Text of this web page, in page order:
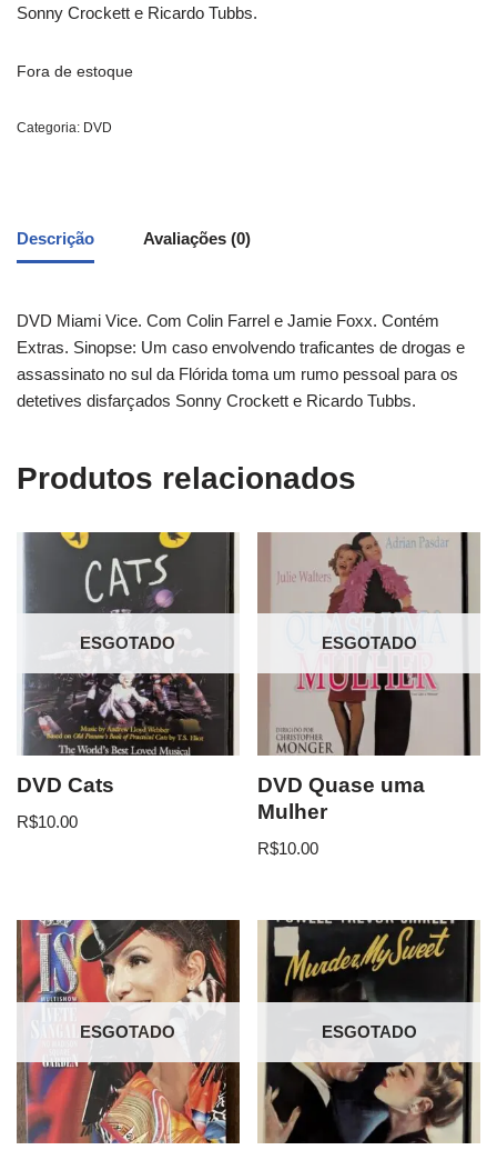
Sonny Crockett e Ricardo Tubbs.
Fora de estoque
Categoria: DVD
Descrição Avaliações (0)
DVD Miami Vice. Com Colin Farrel e Jamie Foxx. Contém
Extras. Sinopse: Um caso envolvendo traficantes de drogas e
assassinato no sul da Flórida toma um rumo pessoal para os
detetives disfarçados Sonny Crockett e Ricardo Tubbs.
Produtos relacionados
ESGOTADO
DVD Cats
R$10.00
ESGOTADO
DVD Quase uma
Mulher
R$10.00
ESGOTADO ESGOTADO